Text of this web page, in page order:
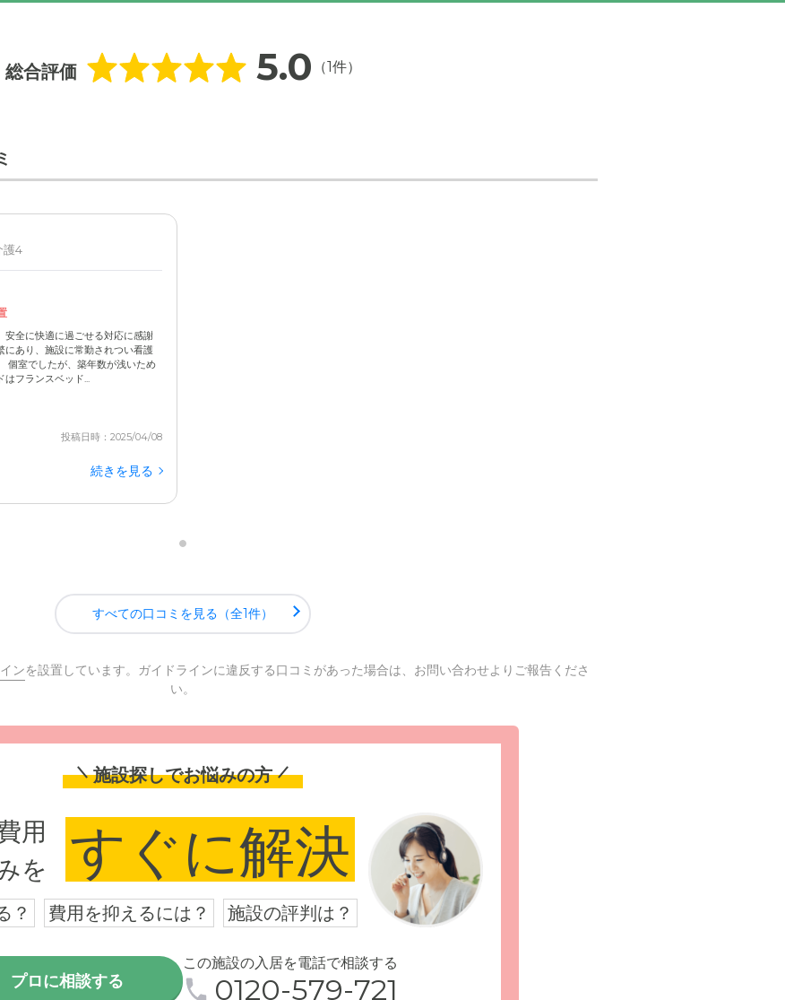
総合評価 5.0 （1件）
護4
全に快適に過ごせる対応に感謝
にあり、施設に常勤されつい看護
個室でしたが、築年数が浅いため
はフランスベッド...
投稿日時：2025/04/08
続きを見る
すべての口コミを見る（全1件）
ンを設置しています。ガイドラインに違反する口コミがあった場合は、お問い合わせよりご報告くださ
い。
施設探しでお悩みの方
用
を
すぐに解決
？ 費用を抑えるには？ 施設の評判は？
プロに相談する
この施設の入居を電話で相談する
0120-579-721